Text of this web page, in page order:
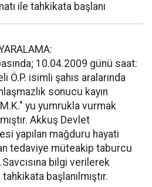
ile tahkikata başlanı
10.04.2009 günü saat:
Ö.P. isimli şahıs aralarında
sonucu kayın
yu yumrukla vurmak
Akkuş Devlet
yapılan mağduru hayati
tedaviye müteakip taburcu
bilgi verilerek
başlanılmıştır.